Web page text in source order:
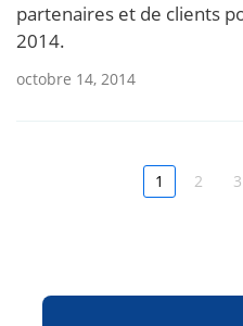
partenaires et de clients
2014.
octobre 14, 2014
1 2 3